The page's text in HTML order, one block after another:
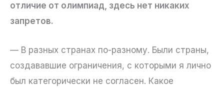
отличие от олимпиад, здесь нет никаких
запретов.
— В разных странах по-разному. Были страны,
создававшие ограничения, с которыми я лично
был категорически не согласен. Какое